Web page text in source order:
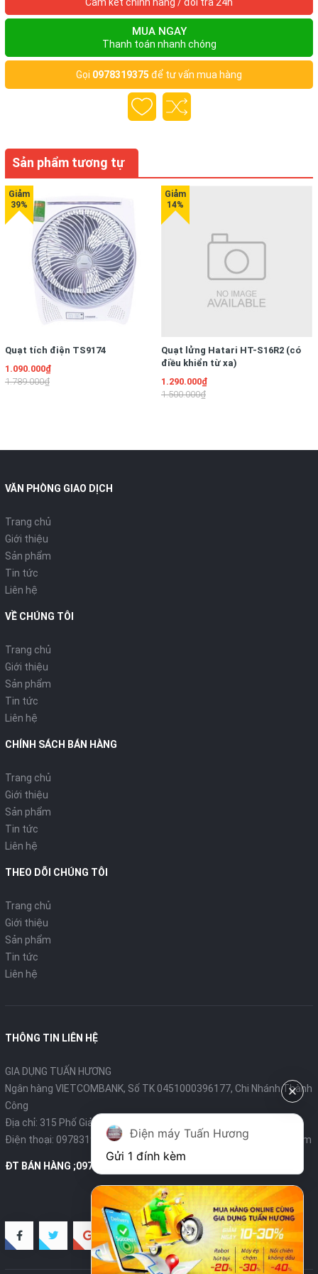
CHẤT LIỆU THÉP KHÔNG GỈ AN TOÀN
Các lưỡi dao của máy xay cầm tay Philips HR1643
Đều được làm bằng chất liệu thép không gỉ bền đẹp. Thép
với người sử dụng khi không sản sinh ra những chất độc hại
trong quá trình thực phẩm tiếp xúc trực tiếp với các bộ phận
máy.
CỐI XAY THỊT, RAU VÀ GIA VỊ
MUA NGAY
Thanh toán nhanh chóng
Gọi 0978319375 để tư vấn mua hàng
Sản phẩm tương tự
Quạt tích điện TS9174
1.090.000₫
1.789.000₫
Quạt lửng Hatari HT-S16R2 (có
điều khiển từ xa)
1.290.000₫
1.500.000₫
VĂN PHÒNG GIAO DỊCH
Trang chủ
Giới thiệu
Sản phẩm
Tin tức
Liên hệ
VỀ CHÚNG TÔI
Trang chủ
Giới thiệu
Sản phẩm
Tin tức
Liên hệ
CHÍNH SÁCH BÁN HÀNG
Trang chủ
Giới thiệu
Sản phẩm
Tin tức
Liên hệ
THEO DÕI CHÚNG TÔI
Trang chủ
Giới thiệu
Sản phẩm
Tin tức
Liên hệ
THÔNG TIN LIÊN HỆ
GIA DỤNG TUẤN HƯƠNG
Ngân hàng VIETCOMBANK, Số TK 0451000396177, Chi Nhánh Thành
Công
Địa chỉ: 315 Phố Giảng Võ - Ba Đình - Hà Nội
Điện thoại: 0978319375- Email:diengiadungtuanhuong@gmail.com
ĐT BÁN HÀNG ;0978319375
Điện máy Tuấn Hương
Gửi 1 đính kèm